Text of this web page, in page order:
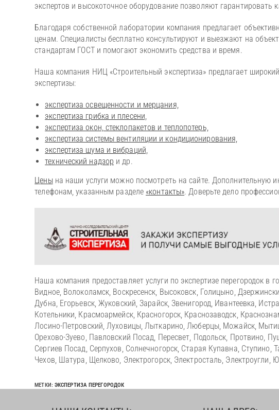
экспертов и высокоточное оборудование позволяют гарантировать
Благодаря собственной лаборатории компания предлагает
ценам. Специалисты бесплатно консультируют и выезжают на
стандартам ГОСТ и помогают экономить средства и время.
Наша компания НИЦ «Строительный экспертиза» предлагает
экспертизы:
экспертиза освещенности и мерцания,
экспертиза грибка и плесени,
экспертиза окон, стеклопакетов и теплопотерь,
экспертиза системы вентиляции и кондиционирования,
экспертиза шума и вибраций,
технический надзор и др.
Ценына наши услуги можно посмотреть на сайте. Дополнительную
телефонам, указанным разделе «контакты». Доверьте дело
Наша компания предоставляет услуги по экспертизе перегородок в
Видное, Волоколамск, Воскресенск, Высоковск, Голицыно,
Дубна, Егорьевск, Жуковский, Зарайск, Звенигород, Ивантеевка,
Котельники, Красмоармейск, Красногорск, Краснозаводск,
Лосино-Петровский, Луховицы, Лыткарино, Люберцы, Можайск,
Орехово-Зуево, Павловский Посад, Пересвет, Подольск, Протвино,
Сергиев Посад, Серпухов, Солнечногорск, Старая Купавна, Ступино,
Чехов, Шатура, Щелково, Электрогорск, Электросталь, Электроугли,
МЕТКИ: ЭКСПЕРТИЗА ПЕРЕГОРОДОК